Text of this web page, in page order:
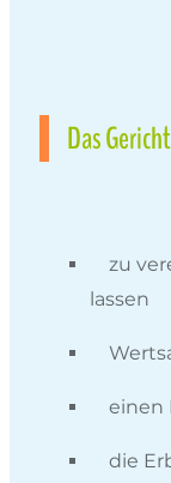
Das
zu
lassen
einen
die